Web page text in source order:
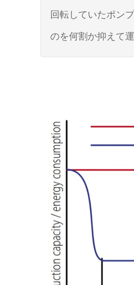
回転していたポン
のを何割か抑えて